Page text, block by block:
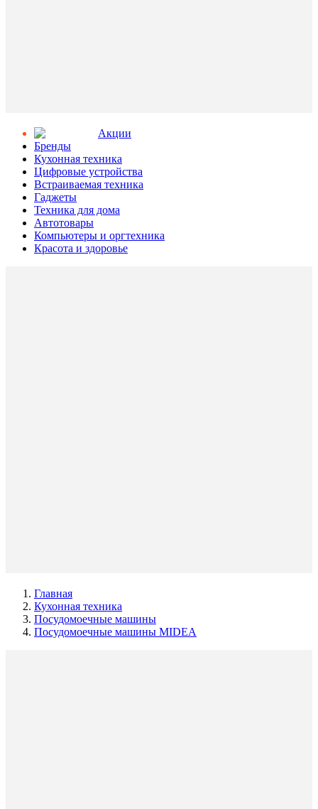
Aкции
Бренды
Кухонная техника
Цифровые устройства
Встраиваемая техника
Гаджеты
Техника для дома
Автотовары
Компьютеры и оргтехника
Красота и здоровье
Главная
Кухонная техника
Посудомоечные машины
Посудомоечные машины MIDEA